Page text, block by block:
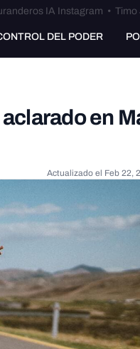
IA Instagram • Timo
DEL PODER
en
Actualizado el Feb 22,